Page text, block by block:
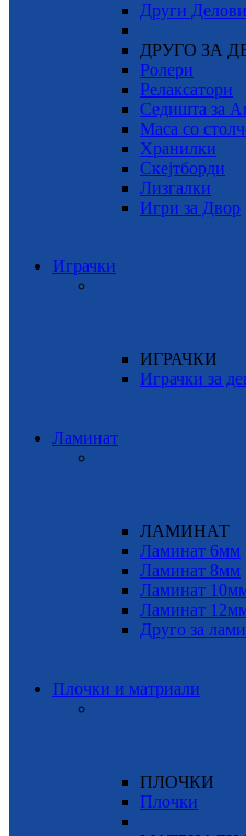
Други
ДРУГО ЗА
Ролери
Релаксатори
Седишта за
Маса со
Хранилки
Скејтборди
Лизгалки
Игри за Двор
Играчки
ИГРАЧКИ
Играчки за
Ламинат
ЛАМИНАТ
Ламинат 6мм
Ламинат 8мм
Ламинат
Ламинат
Друго за
Плочки и матриали
ПЛОЧКИ
Плочки